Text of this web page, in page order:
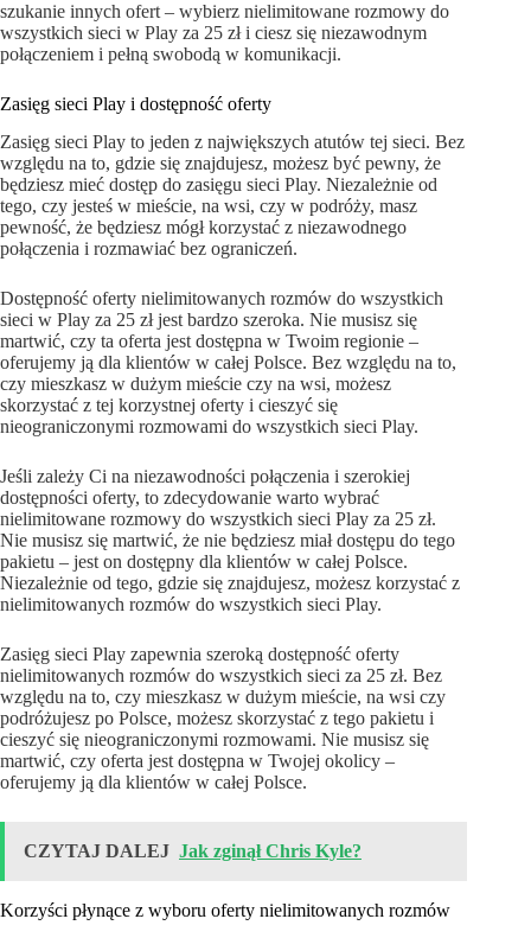
szukanie innych ofert – wybierz nielimitowane rozmowy do
wszystkich sieci w Play za 25 zł i ciesz się niezawodnym
połączeniem i pełną swobodą w komunikacji.
Zasięg sieci Play i dostępność oferty
Zasięg sieci Play to jeden z największych atutów tej sieci. Bez
względu na to, gdzie się znajdujesz, możesz być pewny, że
będziesz mieć dostęp do zasięgu sieci Play. Niezależnie od
tego, czy jesteś w mieście, na wsi, czy w podróży, masz
pewność, że będziesz mógł korzystać z niezawodnego
połączenia i rozmawiać bez ograniczeń.
Dostępność oferty nielimitowanych rozmów do wszystkich
sieci w Play za 25 zł jest bardzo szeroka. Nie musisz się
martwić, czy ta oferta jest dostępna w Twoim regionie –
oferujemy ją dla klientów w całej Polsce. Bez względu na to,
czy mieszkasz w dużym mieście czy na wsi, możesz
skorzystać z tej korzystnej oferty i cieszyć się
nieograniczonymi rozmowami do wszystkich sieci Play.
Jeśli zależy Ci na niezawodności połączenia i szerokiej
dostępności oferty, to zdecydowanie warto wybrać
nielimitowane rozmowy do wszystkich sieci Play za 25 zł.
Nie musisz się martwić, że nie będziesz miał dostępu do tego
pakietu – jest on dostępny dla klientów w całej Polsce.
Niezależnie od tego, gdzie się znajdujesz, możesz korzystać z
nielimitowanych rozmów do wszystkich sieci Play.
Zasięg sieci Play zapewnia szeroką dostępność oferty
nielimitowanych rozmów do wszystkich sieci za 25 zł. Bez
względu na to, czy mieszkasz w dużym mieście, na wsi czy
podróżujesz po Polsce, możesz skorzystać z tego pakietu i
cieszyć się nieograniczonymi rozmowami. Nie musisz się
martwić, czy oferta jest dostępna w Twojej okolicy –
oferujemy ją dla klientów w całej Polsce.
CZYTAJ DALEJ Jak zginął Chris Kyle?
Korzyści płynące z wyboru oferty nielimitowanych rozmów